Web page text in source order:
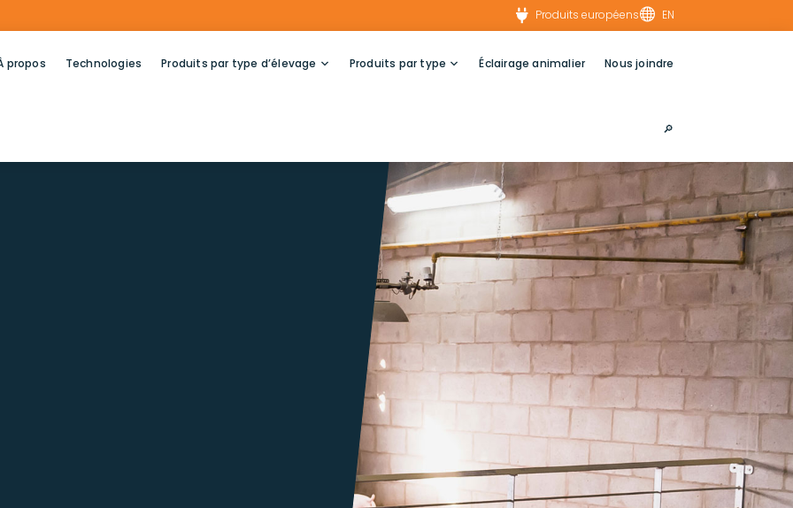
 Produits européens EN
propos Technologies Produits par type d’élevage Produits par type Éclairage animalier Nous joindre
🔎︎